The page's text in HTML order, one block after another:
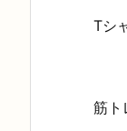
Tシ
筋ト